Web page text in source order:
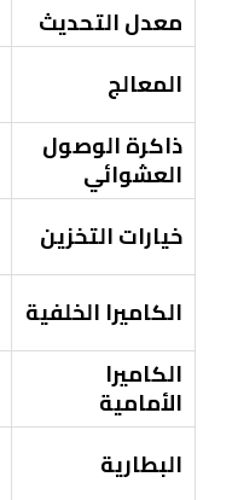
معدل التحديث
المعالج
ذاكرة الوصول
العشوائي
خيارات التخزين
الكاميرا الخلفية
الكاميرا
الأمامية
البطارية